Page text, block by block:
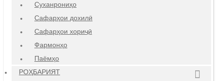
Суханрониҳо
Сафарҳои дохилӣ
Сафарҳои хориҷӣ
Фармонҳо
Паёмҳо
РОҲБАРИЯТ